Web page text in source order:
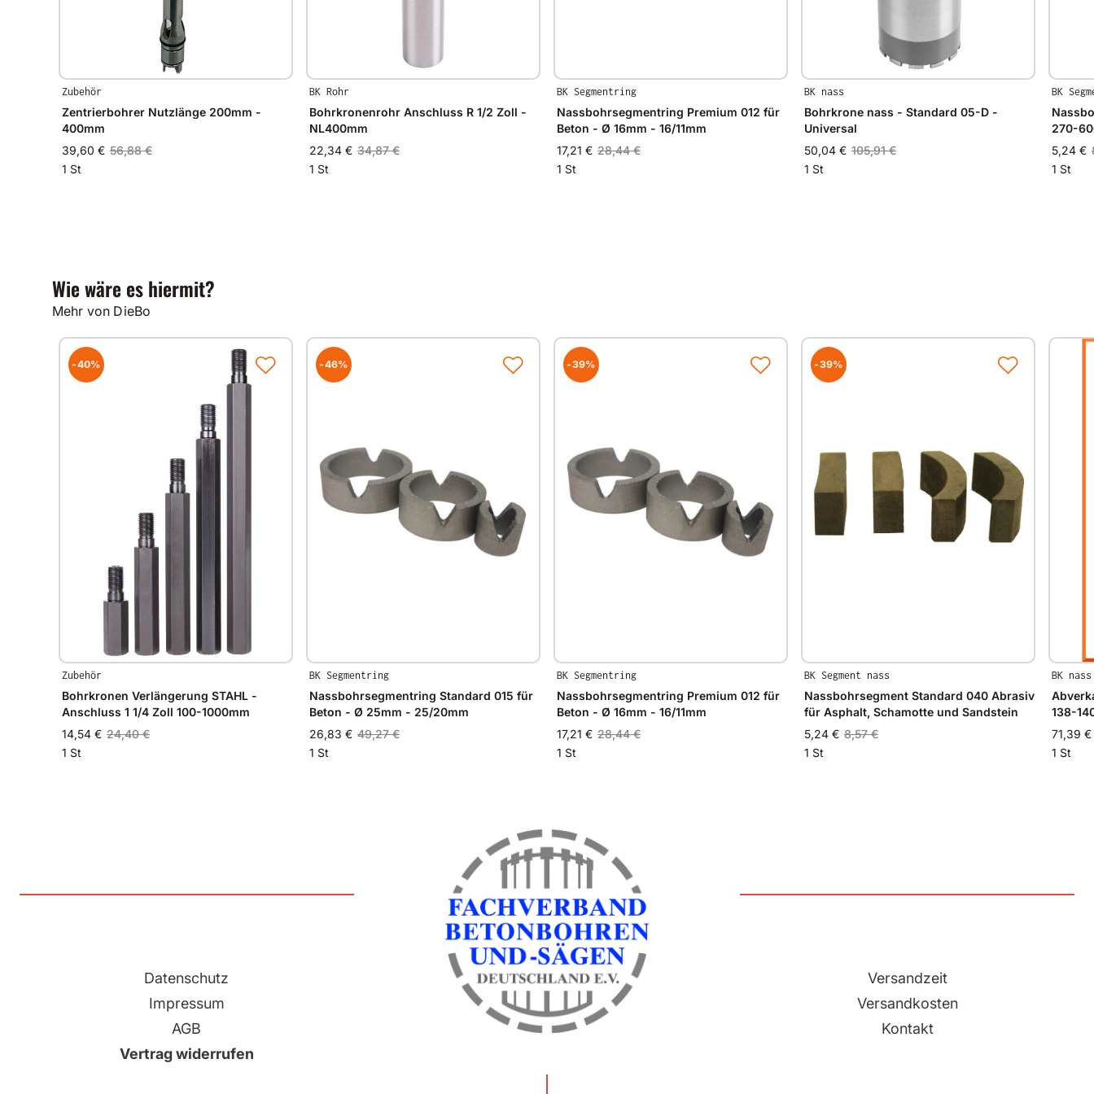
Zubehör
Zentrierbohrer Nutzlänge 200mm -
400mm
39,60 € 56,88 €
1 St
BK Rohr
Bohrkronenrohr Anschluss R 1/2 Zoll -
NL400mm
22,34 € 34,87 €
1 St
BK Segmentring
Nassbohrsegmentring Premium 012 für
Beton - Ø 16mm - 16/11mm
17,21 € 28,44 €
1 St
BK nass
Bohrkrone nass - Standard 05-D -
Universal
50,04 € 105,91 €
1 St
BK
270-
5,24 €
1 St
Wie wäre es hiermit?
Mehr von DieBo
-40%
Zubehör
Bohrkronen Verlängerung STAHL -
Anschluss 1 1/4 Zoll 100-1000mm
14,54 € 24,40 €
1 St
-46%
BK Segmentring
Nassbohrsegmentring Standard 015 für
Beton - Ø 25mm - 25/20mm
26,83 € 49,27 €
1 St
-39%
BK Segmentring
Nassbohrsegmentring Premium 012 für
Beton - Ø 16mm - 16/11mm
17,21 € 28,44 €
1 St
-39%
BK Segment nass
Nassbohrsegment Standard 040 Abrasiv
für Asphalt, Schamotte und Sandstein
5,24 € 8,57 €
1 St
BK nass
138-
71,39 €
1 St
Datenschutz
Impressum
AGB
Vertrag widerrufen
Versandzeit
Versandkosten
Kontakt